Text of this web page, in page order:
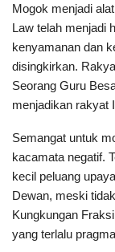
Mogok menjadi
Law telah menjadi
kenyamanan dan
disingkirkan.
Seorang Guru
menjadikan rakyat
Semangat untuk
kacamata negatif.
kecil peluang
Dewan, meski
Kungkungan
yang terlalu